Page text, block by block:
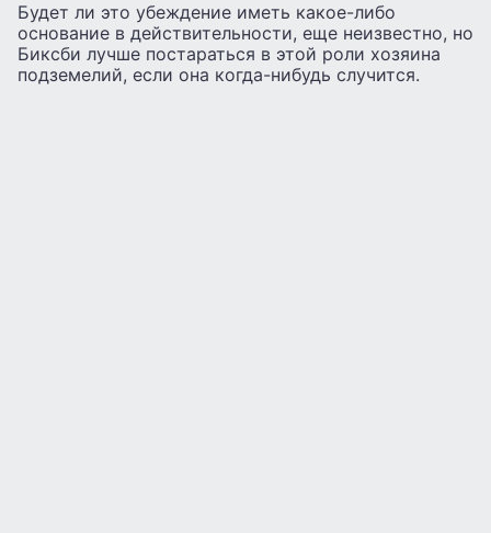
Будет ли это убеждение иметь какое-либо
основание в действительности, еще неизвестно, но
Биксби лучше постараться в этой роли хозяина
подземелий, если она когда-нибудь случится.